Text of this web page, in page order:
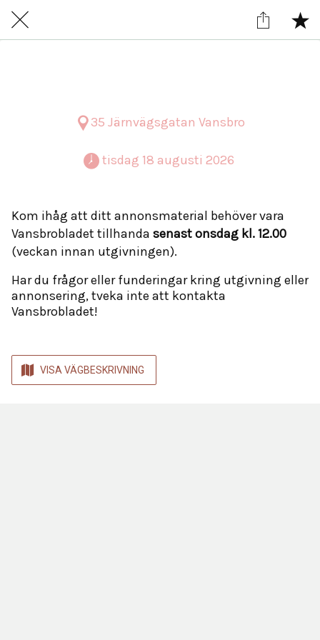
35 Järnvägsgatan Vansbro
tisdag 18 augusti 2026
Kom ihåg att ditt annonsmaterial behöver vara
Vansbrobladet tillhanda senast onsdag kl. 12.00
(veckan innan utgivningen).
Har du frågor eller funderingar kring utgivning eller
annonsering, tveka inte att kontakta
Vansbrobladet!
VISA VÄGBESKRIVNING